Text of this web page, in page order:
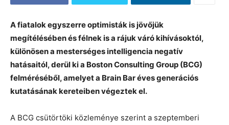
A fiatalok egyszerre optimisták is jövőjük
megítélésében és félnek is a rájuk váró kihívásoktól,
különösen a mesterséges intelligencia negatív
hatásaitól, derül ki a Boston Consulting Group (BCG)
felméréséből, amelyet a Brain Bar éves generációs
kutatásának kereteiben végeztek el.
A BCG csütörtöki közleménye szerint a szeptemberi